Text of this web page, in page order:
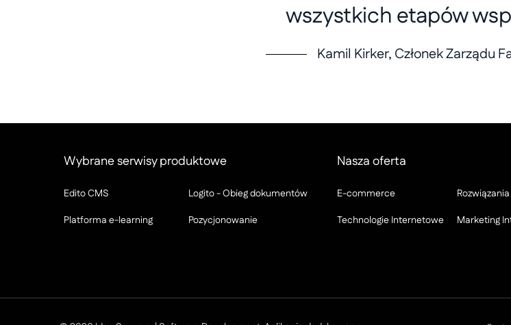
wszystkich etapów
Kamil Kirker, Członek Zarządu
Wybrane serwisy produktowe
Edito CMS
Logito - Obieg dokumentów
Platforma e-learning
Pozycjonowanie
Nasza oferta
E-commerce
Technologie Internetowe
Marketing